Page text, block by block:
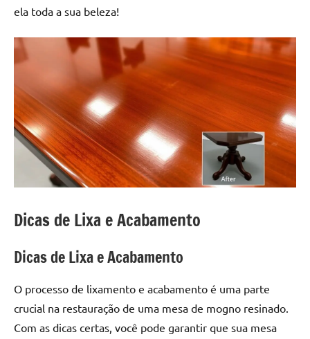
ela toda a sua beleza!
Dicas de Lixa e Acabamento
Dicas de Lixa e Acabamento
O processo de lixamento e acabamento é uma parte
crucial na restauração de uma mesa de mogno resinado.
Com as dicas certas, você pode garantir que sua mesa